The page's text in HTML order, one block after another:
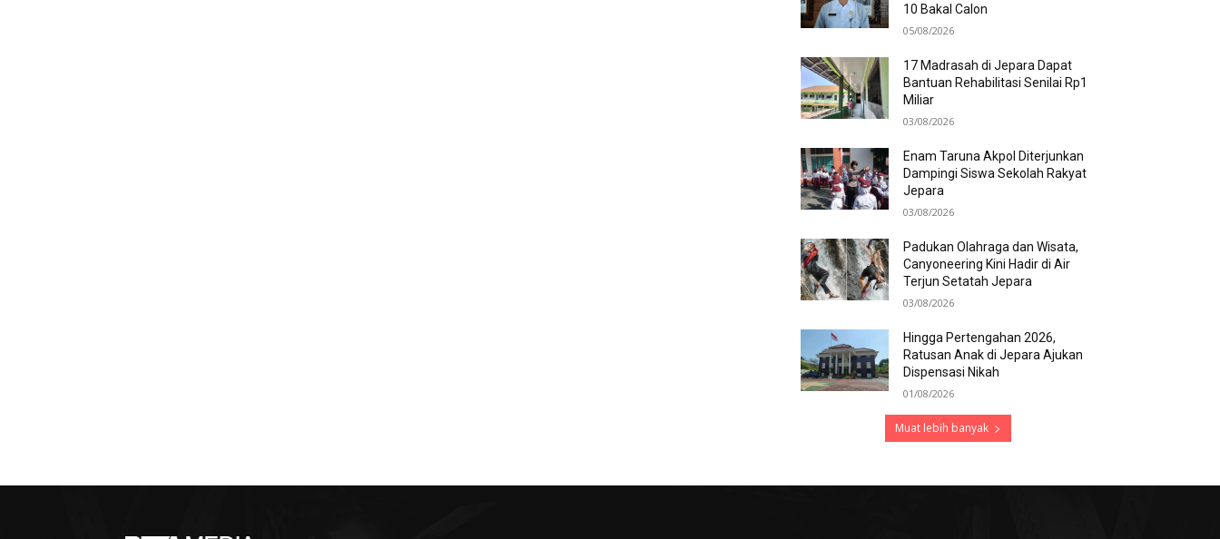
10 Bakal Calon
05/08/2026
17 Madrasah di Jepara Dapat
Bantuan Rehabilitasi Senilai Rp1
Miliar
03/08/2026
Enam Taruna Akpol Diterjunkan
Dampingi Siswa Sekolah Rakyat
Jepara
03/08/2026
Padukan Olahraga dan Wisata,
Canyoneering Kini Hadir di Air
Terjun Setatah Jepara
03/08/2026
Hingga Pertengahan 2026,
Ratusan Anak di Jepara Ajukan
Dispensasi Nikah
01/08/2026
Muat lebih banyak